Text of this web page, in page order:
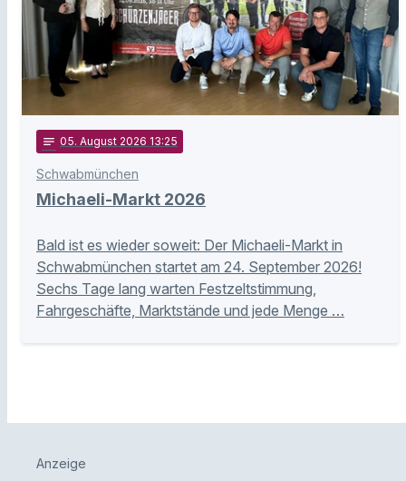
notes 05. August 2026 13:25
Schwabmünchen
Michaeli-Markt 2026
Bald ist es wieder soweit: Der Michaeli-Markt in
Schwabmünchen startet am 24. September 2026!
Sechs Tage lang warten Festzeltstimmung,
Fahrgeschäfte, Marktstände und jede Menge …
Anzeige